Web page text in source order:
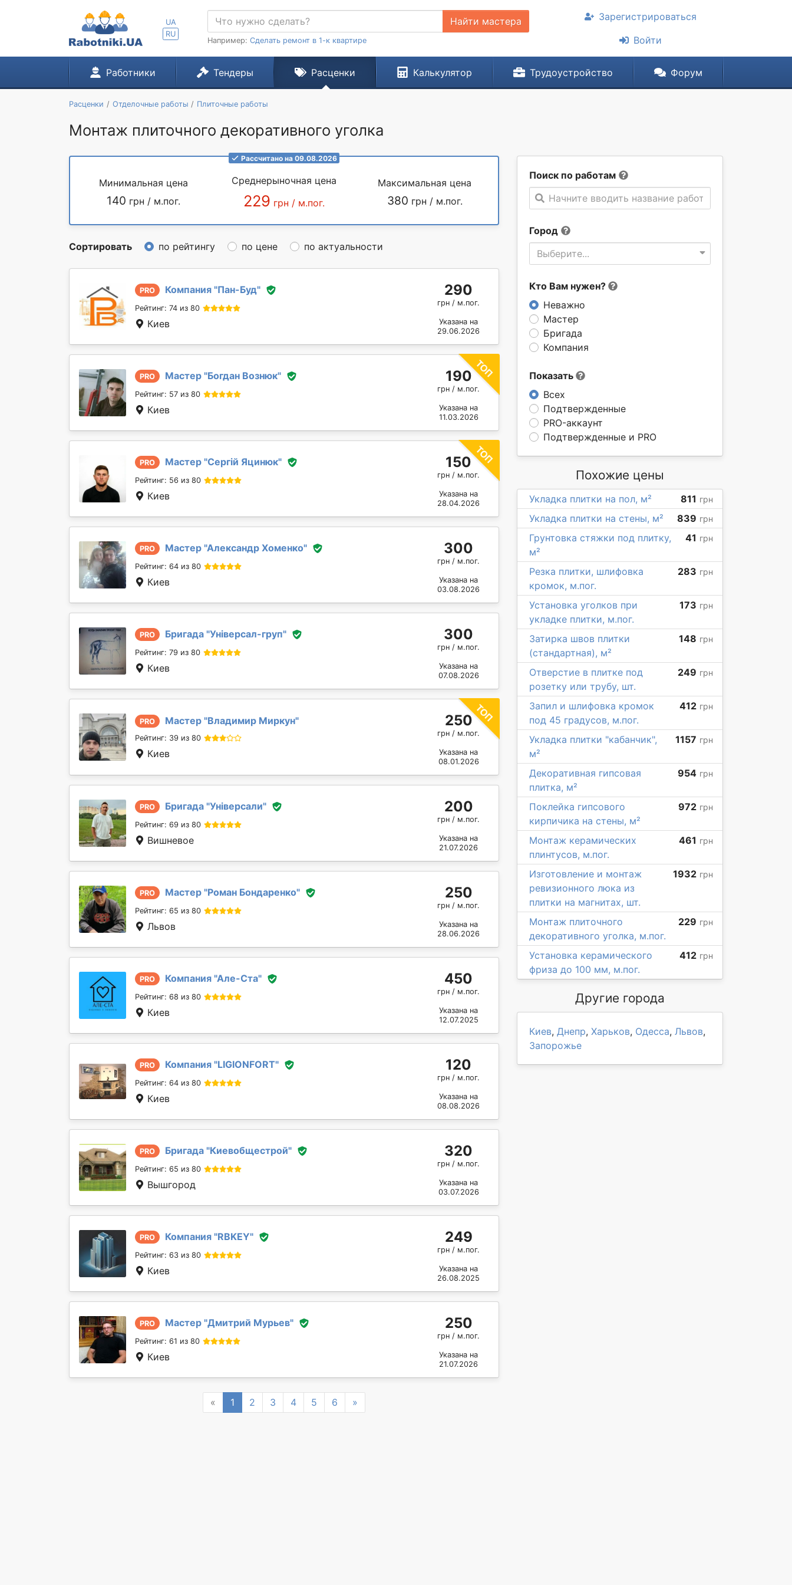
UA
RU
Найти мастера
Например: Сделать ремонт в 1-к квартире
Зарегистрироваться
Войти
Работники Тендеры Расценки Калькулятор Трудоустройство Форум
Расценки Отделочные работы Плиточные работы
Монтаж плиточного декоративного уголка
Поиск по работам
Начните вводить название работы
Город
Выберите...
Кто Вам нужен?
Неважно
Мастер
Бригада
Компания
Показать
Всех
Подтвержденные
PRO-аккаунт
Подтвержденные и PRO
Рассчитано на 09.08.2026
Минимальная цена
140 грн / м.пог.
Среднерыночная цена
229 грн / м.пог.
Максимальная цена
380 грн / м.пог.
Сортировать по рейтингу по цене по актуальности
PRO Компания "Пан-Буд"
Рейтинг: 74 из 80
Киев
290
грн / м.пог.
Указана на
29.06.2026
PRO Мастер "Богдан Вознюк"
Рейтинг: 57 из 80
Киев
190
грн / м.пог.
Указана на
11.03.2026
PRO Мастер "Сергій Яцинюк"
Рейтинг: 56 из 80
Киев
150
грн / м.пог.
Указана на
28.04.2026
PRO Мастер "Александр Хоменко"
Рейтинг: 64 из 80
Киев
300
грн / м.пог.
Указана на
03.08.2026
PRO Бригада "Універсал-груп"
Рейтинг: 79 из 80
Киев
300
грн / м.пог.
Указана на
07.08.2026
PRO Мастер "Владимир Миркун"
Рейтинг: 39 из 80
Киев
250
грн / м.пог.
Указана на
08.01.2026
PRO Бригада "Універсали"
Рейтинг: 69 из 80
Вишневое
200
грн / м.пог.
Указана на
21.07.2026
PRO Мастер "Роман Бондаренко"
Рейтинг: 65 из 80
Львов
250
грн / м.пог.
Указана на
28.06.2026
PRO Компания "Але-Ста"
Рейтинг: 68 из 80
Киев
450
грн / м.пог.
Указана на
12.07.2025
PRO Компания "LIGIONFORT"
Рейтинг: 64 из 80
Киев
120
грн / м.пог.
Указана на
08.08.2026
PRO Бригада "Киевобщестрой"
Рейтинг: 65 из 80
Вышгород
320
грн / м.пог.
Указана на
03.07.2026
PRO Компания "RBKEY"
Рейтинг: 63 из 80
Киев
249
грн / м.пог.
Указана на
26.08.2025
PRO Мастер "Дмитрий Мурьев"
Рейтинг: 61 из 80
Киев
250
грн / м.пог.
Указана на
21.07.2026
« Previous
1 2 3 4 5 6 »
Похожие цены
Укладка плитки на пол, м² 811 грн
Укладка плитки на стены, м² 839 грн
Грунтовка стяжки под плитку,
м²
41 грн
Резка плитки, шлифовка
кромок, м.пог.
283 грн
Установка уголков при
укладке плитки, м.пог.
173 грн
Затирка швов плитки
(стандартная), м²
148 грн
Отверстие в плитке под
розетку или трубу, шт.
249 грн
Запил и шлифовка кромок
под 45 градусов, м.пог.
412 грн
Укладка плитки "кабанчик",
м²
1157 грн
Декоративная гипсовая
плитка, м²
954 грн
Поклейка гипсового
кирпичика на стены, м²
972 грн
Монтаж керамических
плинтусов, м.пог.
461 грн
Изготовление и монтаж
ревизионного люка из
плитки на магнитах, шт.
1932 грн
Монтаж плиточного
декоративного уголка, м.пог.
229 грн
Установка керамического
фриза до 100 мм, м.пог.
412 грн
Другие города
Киев, Днепр, Харьков, Одесса, Львов,
Запорожье